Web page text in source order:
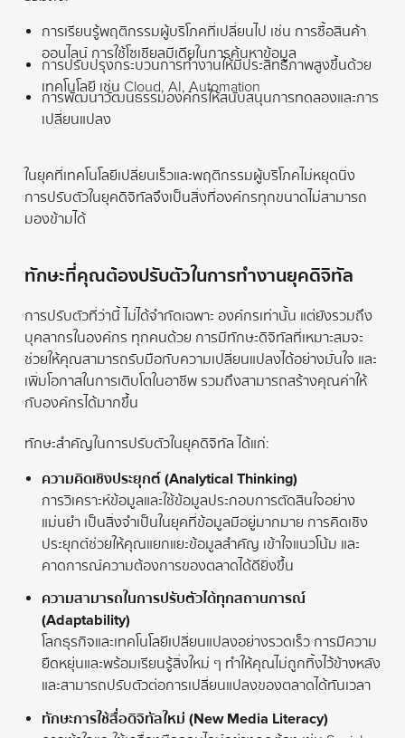
การเรียนรู้พฤติกรรมผู้บริโภคที่เปลี่ยนไป เช่น การซื้อสินค้า
ออนไลน์ การใช้โซเชียลมีเดียในการค้นหาข้อมูล
การปรับปรุงกระบวนการทำงานให้มีประสิทธิภาพสูงขึ้นด้วย
เทคโนโลยี เช่น Cloud, AI, Automation
การพัฒนาวัฒนธรรมองค์กรให้สนับสนุนการทดลองและการ
เปลี่ยนแปลง
ในยุคที่เทคโนโลยีเปลี่ยนเร็วและพฤติกรรมผู้บริโภคไม่หยุดนิ่ง
การปรับตัวในยุคดิจิทัลจึงเป็นสิ่งที่องค์กรทุกขนาดไม่สามารถ
มองข้ามได้
ทักษะที่คุณต้องปรับตัวในการทำงานยุคดิจิทัล
การปรับตัวที่ว่านี้ ไม่ได้จำกัดเฉพาะ องค์กรเท่านั้น แต่ยังรวมถึง
บุคลากรในองค์กร ทุกคนด้วย การมีทักษะดิจิทัลที่เหมาะสมจะ
ช่วยให้คุณสามารถรับมือกับความเปลี่ยนแปลงได้อย่างมั่นใจ และ
เพิ่มโอกาสในการเติบโตในอาชีพ รวมถึงสามารถสร้างคุณค่าให้
กับองค์กรได้มากขึ้น
ทักษะสำคัญในการปรับตัวในยุคดิจิทัล ได้แก่:
ความคิดเชิงประยุกต์ (Analytical Thinking)
การวิเคราะห์ข้อมูลและใช้ข้อมูลประกอบการตัดสินใจอย่าง
แม่นยำ เป็นสิ่งจำเป็นในยุคที่ข้อมูลมีอยู่มากมาย การคิดเชิง
ประยุกต์ช่วยให้คุณแยกแยะข้อมูลสำคัญ เข้าใจแนวโน้ม และ
คาดการณ์ความต้องการของตลาดได้ดียิ่งขึ้น
ความสามารถในการปรับตัวได้ทุกสถานการณ์
(Adaptability)
โลกธุรกิจและเทคโนโลยีเปลี่ยนแปลงอย่างรวดเร็ว การมีความ
ยืดหยุ่นและพร้อมเรียนรู้สิ่งใหม่ ๆ ทำให้คุณไม่ถูกทิ้งไว้ข้างหลัง
และสามารถปรับตัวต่อการเปลี่ยนแปลงของตลาดได้ทันเวลา
ทักษะการใช้สื่อดิจิทัลใหม่ (New Media Literacy)